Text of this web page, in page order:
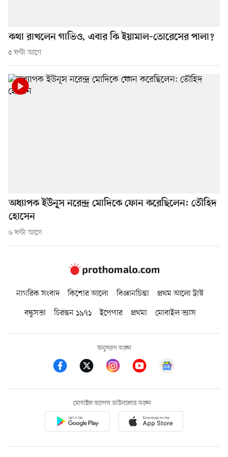
কথা রাখলেন গাভিও, এবার কি ইয়ামাল-তোরেসের পালা?
৫ ঘণ্টা আগে
অধ্যাপক ইউনূস নরেন্দ্র মোদিকে ফোন করেছিলেন: তৌহিদ
হোসেন
৬ ঘণ্টা আগে
নাগরিক সংবাদ কিশোর আলো বিজ্ঞানচিন্তা
প্রথম আলো ট্রাস্ট
বন্ধুসভা
চিরন্তন ১৯৭১ ইপেপার প্রথমা মোবাইল ভ্যাস
অনুসরণ করুন
মোবাইল অ্যাপস ডাউনলোড করুন